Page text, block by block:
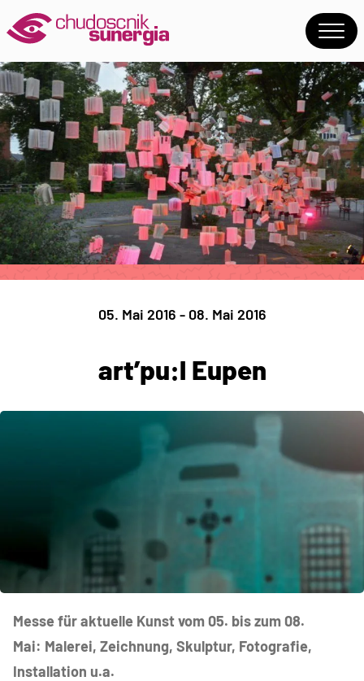
05. Mai 2016 - 08. Mai 2016
art’pu:l Eupen
Messe für aktuelle Kunst vom 05. bis zum 08.
Mai: Malerei, Zeichnung, Skulptur, Fotografie,
Installation u.a.